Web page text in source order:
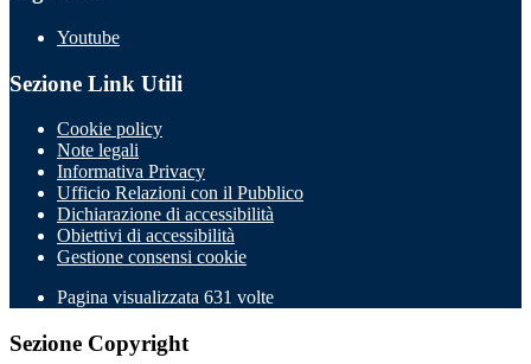
Youtube
Sezione Link Utili
Cookie policy
Note legali
Informativa Privacy
Ufficio Relazioni con il Pubblico
Dichiarazione di accessibilità
Obiettivi di accessibilità
Gestione consensi cookie
Pagina visualizzata 631 volte
Sezione Copyright